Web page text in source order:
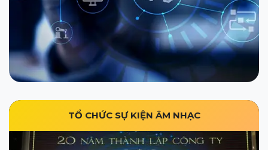
TỔ CHỨC SỰ KIỆN ÂM NHẠC